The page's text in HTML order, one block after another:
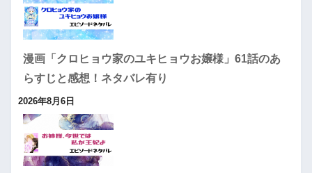
漫画「クロヒョウ家のユキヒョウお嬢様」61話のあ
らすじと感想！ネタバレ有り
2026年8月6日